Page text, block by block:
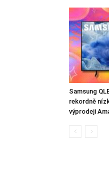
Samsung
rekordně
výprodeji